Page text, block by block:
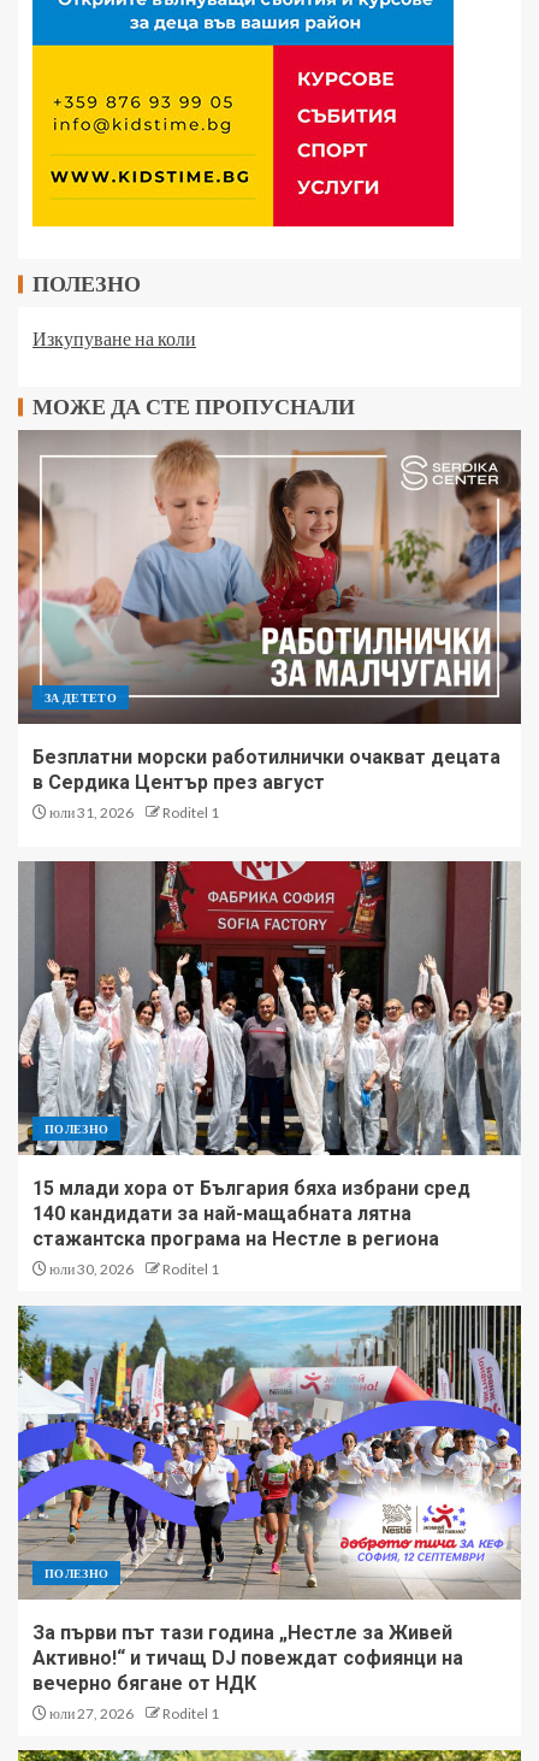
ПОЛЕЗНО
Изкупуване на коли
МОЖЕ ДА СТЕ ПРОПУСНАЛИ
ЗА ДЕТЕТО
Безплатни морски работилнички очакват децата
в Сердика Център през август
юли 31, 2026 Roditel 1
ПОЛЕЗНО
15 млади хора от България бяха избрани сред
140 кандидати за най-мащабната лятна
стажантска програма на Нестле в региона
юли 30, 2026 Roditel 1
ПОЛЕЗНО
За първи път тази година „Нестле за Живей
Активно!“ и тичащ DJ повеждат софиянци на
вечерно бягане от НДК
юли 27, 2026 Roditel 1